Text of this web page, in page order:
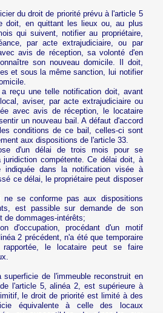
du droit de priorité prévu à l'article 5
doit, en quittant les lieux ou, au plus
qui suivent, notifier au propriétaire,
par acte extrajudiciaire, ou par
avis de réception, sa volonté d'en
son nouveau domicile. Il doit,
et sous la même sanction, lui notifier
a reçu une telle notification doit, avant
aviser, par acte extrajudiciaire ou
avec avis de réception, le locataire
un nouveau bail. A défaut d'accord
conditions de ce bail, celles-ci sont
aux dispositions de l'article 33.
d'un délai de trois mois pour se
juridiction compétente. Ce délai doit, à
indiquée dans la notification visée à
ce délai, le propriétaire peut disposer
ne se conforme pas aux dispositions
est passible sur demande de son
de dommages‑intérêts;
d'occupation, procédant d'un motif
2 précédent, n'a été que temporaire
le locataire peut se faire
de l'immeuble reconstruit en
l'article 5, alinéa 2, est supérieure à
le droit de priorité est limité à des
équivalente à celle des locaux